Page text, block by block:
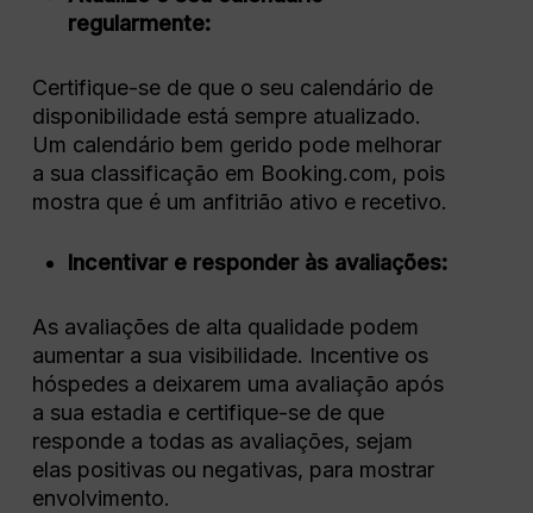
regularmente:
Certifique-se de que o seu calendário de
disponibilidade está sempre atualizado.
Um calendário bem gerido pode melhorar
a sua classificação em Booking.com, pois
mostra que é um anfitrião ativo e recetivo.
Incentivar e responder às avaliações:
As avaliações de alta qualidade podem
aumentar a sua visibilidade. Incentive os
hóspedes a deixarem uma avaliação após
a sua estadia e certifique-se de que
responde a todas as avaliações, sejam
elas positivas ou negativas, para mostrar
envolvimento.